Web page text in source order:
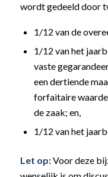
wordt gedeeld door
1/12 van de
1/12 van het
vaste
een dertiende
forfaitaire waarde
de zaak; en,
1/12 van het
Let op:Voor deze